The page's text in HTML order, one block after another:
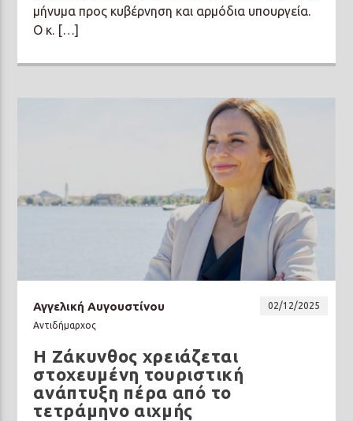
μήνυμα προς κυβέρνηση και αρμόδια υπουργεία.
Ο κ. […]
Αγγελική Αυγουστίνου
02/12/2025
Αντιδήμαρχος
Η Ζάκυνθος χρειάζεται
στοχευμένη τουριστική
ανάπτυξη πέρα από το
τετράμηνο αιχμής